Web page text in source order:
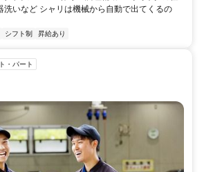
洗いなど シャリは機械から自動で出てくるの
シフト制 昇給あり
・パート